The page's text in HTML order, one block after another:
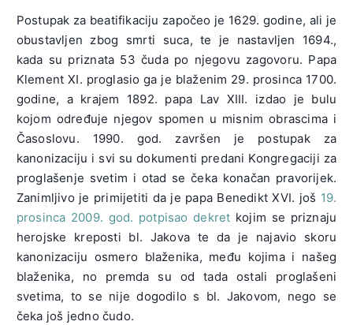
Postupak za beatifikaciju započeo je 1629. godine, ali je
obustavljen zbog smrti suca, te je nastavljen 1694.,
kada su priznata 53 čuda po njegovu zagovoru. Papa
Klement XI. proglasio ga je blaženim 29. prosinca 1700.
godine, a krajem 1892. papa Lav XIII. izdao je bulu
kojom određuje njegov spomen u misnim obrascima i
Časoslovu. 1990. god. završen je postupak za
kanonizaciju i svi su dokumenti predani Kongregaciji za
proglašenje svetim i otad se čeka konačan pravorijek.
Zanimljivo je primijetiti da je papa Benedikt XVI. još 19.
prosinca 2009. god. potpisao dekret kojim se priznaju
herojske kreposti bl. Jakova te da je najavio skoru
kanonizaciju osmero blaženika, među kojima i našeg
blaženika, no premda su od tada ostali proglašeni
svetima, to se nije dogodilo s bl. Jakovom, nego se
čeka još jedno čudo.